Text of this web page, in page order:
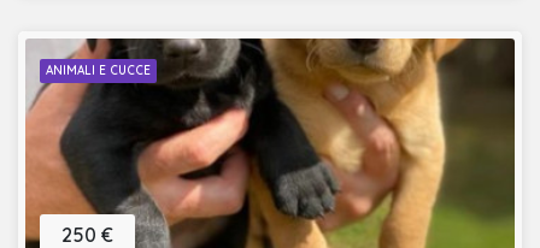
ANIMALI E CUCCE
250 €